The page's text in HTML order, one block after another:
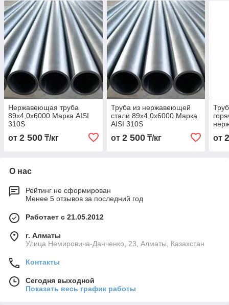
Нержавеющая труба
89х4,0х6000 Марка AISI
310S
от 2 500 ₸/кг
Труба из нержавеющей
стали 89х4,0х6000 Марка
AISI 310S
от 2 500₸/кг от
О нас
Рейтинг не сформирован
Менее 5 отзывов за последний год
Работает с 21.05.2012
г. Алматы
Улица Немировича-Данченко, 23, Алматы, Казахстан
Контакты
Сегодня выходной
Показать весь график работы